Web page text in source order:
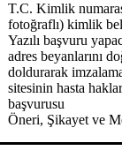
T.C. Kimlik
fotoğraflı) kimlik
Yazılı başvuru
adres beyanlarını
doldurarak
sitesinin hasta
başvurusu
Öneri, Şikayet ve